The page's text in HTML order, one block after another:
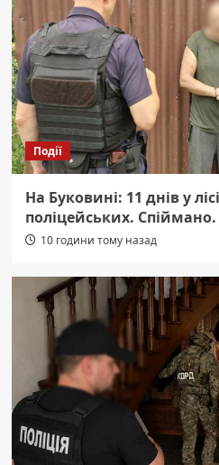
Події
На Буковині: 11 днів у
поліцейських. Спіймано.
10 години тому назад